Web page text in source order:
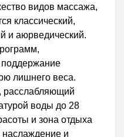
видов массажа,
классический,
и аюрведический.
лишнего веса.
расслабляющий
воды до 28
и зона отдыха
наслаждение и